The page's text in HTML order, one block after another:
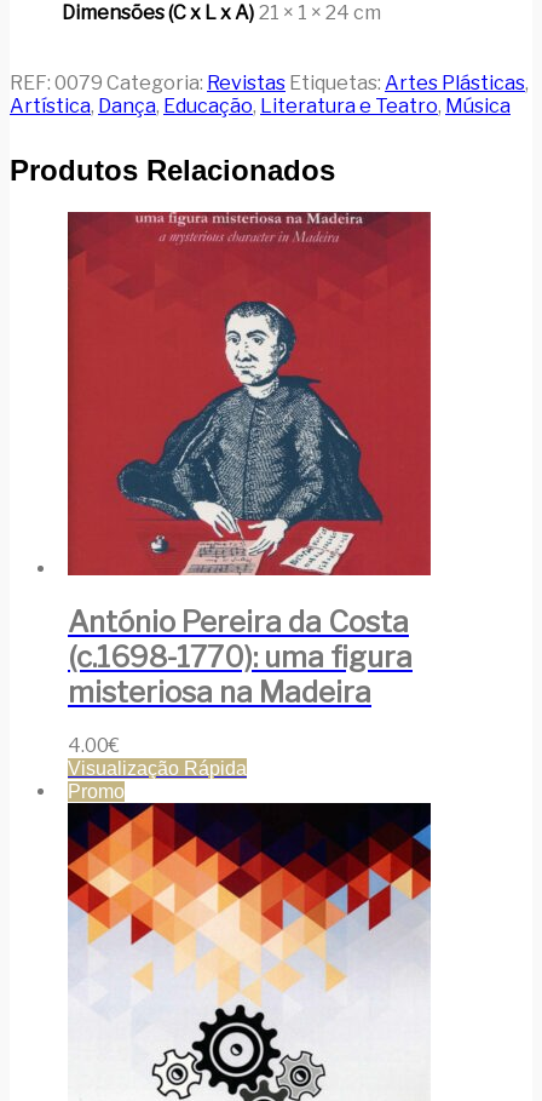
Dimensões (C x L x A) 21 × 1 × 24 cm
REF: 0079 Categoria: Revistas Etiquetas: Artes Plásticas,
Artística, Dança, Educação, Literatura e Teatro, Música
Produtos Relacionados
António Pereira da Costa
(c.1698-1770): uma figura
misteriosa na Madeira
4.00€
Visualização Rápida
Promo